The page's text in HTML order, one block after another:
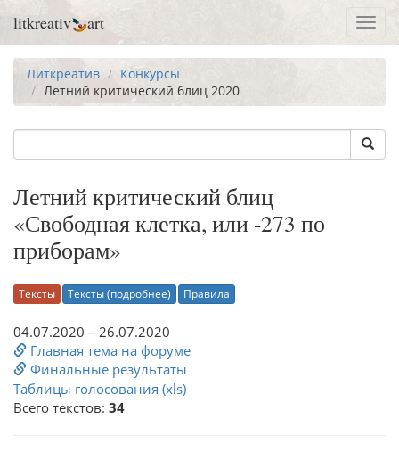
litkreativ art
Литкреатив
Конкурсы
Летний критический блиц 2020
Летний критический блиц
«Свободная клетка, или -273 по
приборам»
Тексты Тексты (подробнее) Правила
04.07.2020 – 26.07.2020
Главная тема на форуме
Финальные результаты
Таблицы голосования (xls)
Всего текстов: 34